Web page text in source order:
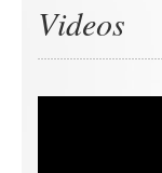
Videos